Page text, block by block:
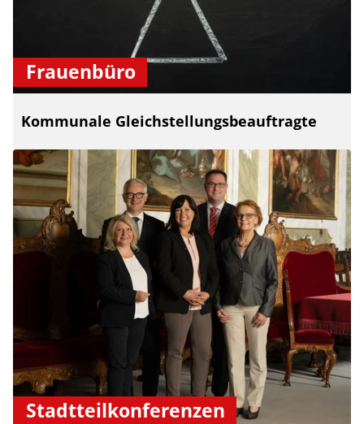
Frauenbüro
Kommunale Gleichstellungsbeauftragte
Stadtteilkonferenzen